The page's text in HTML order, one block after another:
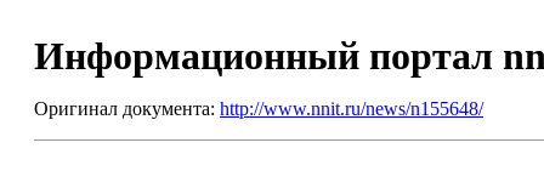
Информационный портал
Оригинал документа: http://www.nnit.ru/news/n155648/